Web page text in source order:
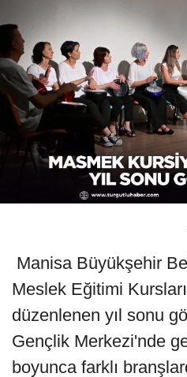
Manisa Büyükşehir
Meslek Eğitimi
düzenlenen yıl sonu
Gençlik Merkezi'nde
boyunca farklı